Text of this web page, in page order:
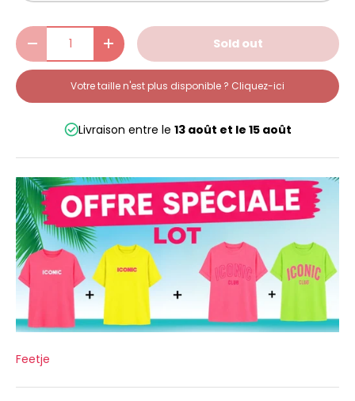
Qty
-
+ Sold out
Votre taille n'est plus disponible ? Cliquez-ici
Livraison entre le 13 août et le 15 août
Feetje